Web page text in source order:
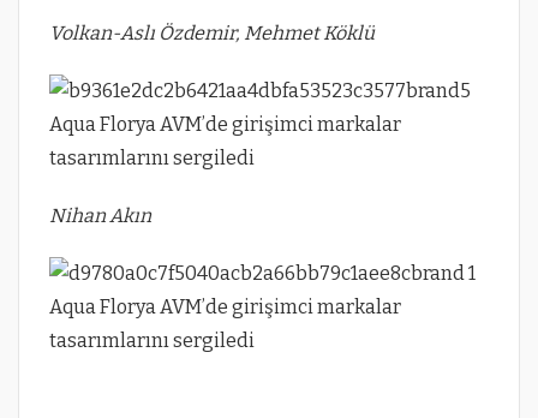
Volkan-Aslı Özdemir, Mehmet Köklü
Nihan Akın